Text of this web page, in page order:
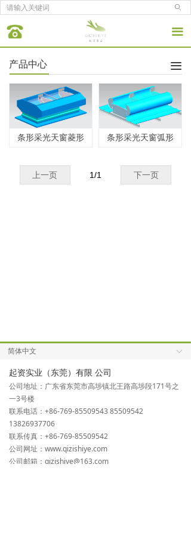
ꄙ
끀
끀
产品中心
条形采光天窗菱形 条形采光天窗弧形
上一页 下一页
1/1
ꀅ
简体中文
起资实业（东莞）有限 公司
公司地址：广东省东莞市高埗镇北王路高埗段171号之
一3号楼
联系电话：+86-769-85509543 85509542
13826937706
联系传真：+86-769-85509542
公司网址：www.qizishiye.com
公司邮箱：qizishiye@163.com